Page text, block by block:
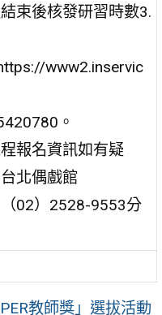
束後核發研習時數3.
www2.inservic
。
報名資訊如有疑
北偶戲館
02）2528-9553分
教師獎」選拔活動